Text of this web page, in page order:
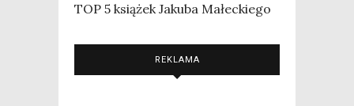
TOP 5 książek Jakuba Małeckiego
REKLAMA